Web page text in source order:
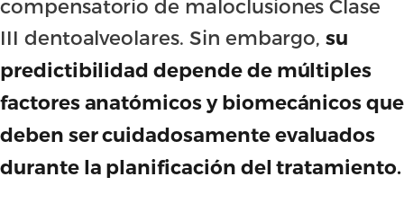
compensatorio de maloclusiones Clase
III dentoalveolares. Sin embargo,su
predictibilidad depende de múltiples
factores anatómicos y biomecánicos que
deben ser cuidadosamente evaluados
durante la planificación del tratamiento.